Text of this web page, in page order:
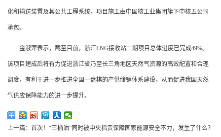
化和输送装置及其公共工程系统，项目施工由中国核工业集团旗下中核五公司
承包。
金淑萍表示，截至目前，浙江LNG接收站二期项目总体进度已完成49%。
该项目建成后将有力促进浙江省乃至长三角地区天然气资源的高效配置和合理
调度，有利于进一步推进全国一盘棋的产供储销体系建设，从而促进我国天然
气供应保障能力的进一步提升。
上一篇：首次！“三桶油”同时被中央指责保障国家能源安全不力，发生了什么？